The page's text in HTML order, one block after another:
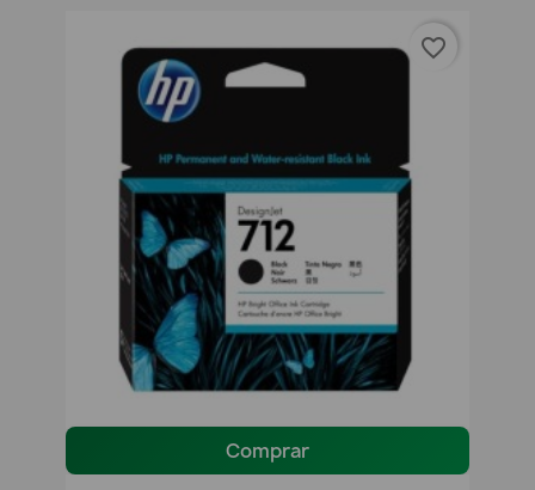
Comprar
favorite_border